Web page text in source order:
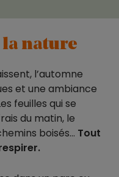
la nature
l’automne
et une ambiance
feuilles qui se
du matin, le
boisés… Tout